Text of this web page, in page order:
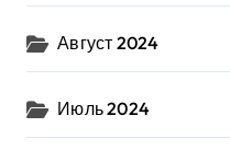
Август 2024
Июль 2024